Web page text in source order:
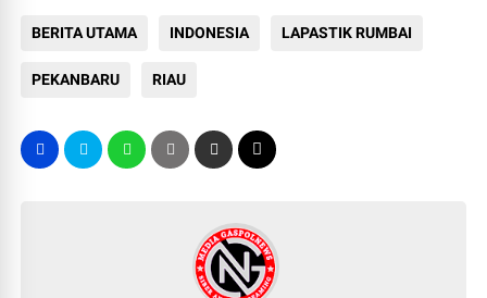
BERITA UTAMA INDONESIA LAPASTIK RUMBAI
PEKANBARU RIAU